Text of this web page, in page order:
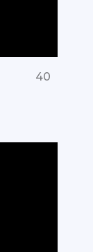
40